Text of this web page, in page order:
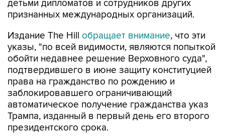
Издание The Hillобращает внимание, что эти
обойти недавнее решение Верховного суда",
подтвердившего в июне защиту конституцией
права на гражданство по рождению и
заблокировавшего ограничивающий
автоматическое получение гражданства указ
Трампа, изданный в первый день его второго
президентского срока.
"В Верховном суде было принято очень